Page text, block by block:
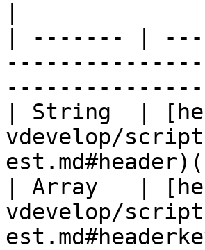
| ------- |
---------------
| String  |
vdevelop/
| Array   |
vdevelop/